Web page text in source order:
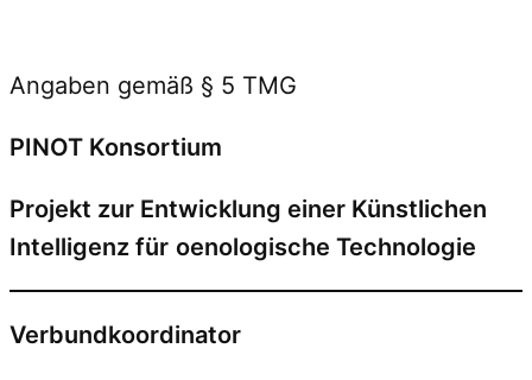
Angaben gemäß § 5 TMG
PINOT Konsortium
Projekt zur Entwicklung einer Künstlichen
Intelligenz für oenologische Technologie
Verbundkoordinator